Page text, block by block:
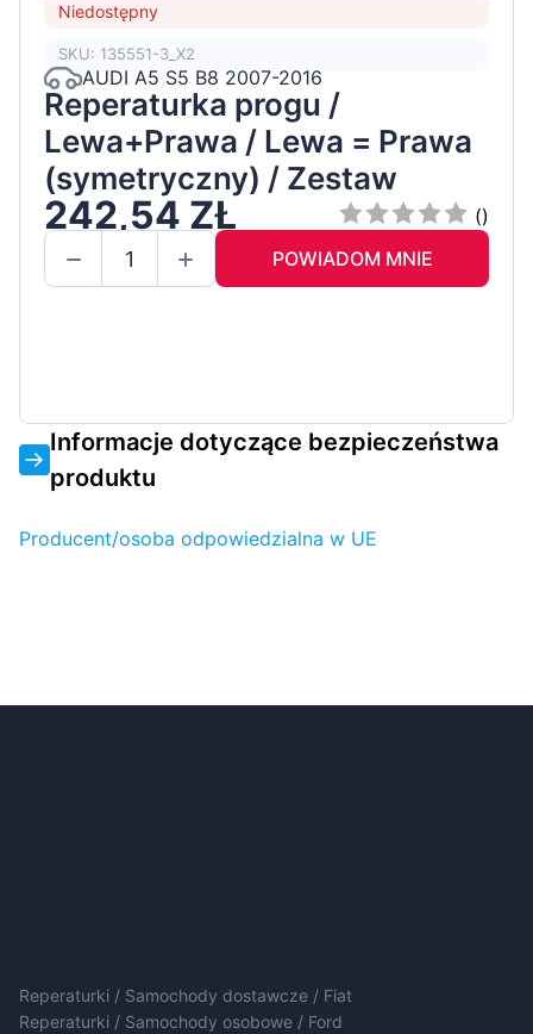
Niedostępny
SKU: 135551-3_X2
AUDI A5 S5 B8 2007-2016
Reperaturka progu /
Lewa+Prawa / Lewa = Prawa
(symetryczny) / Zestaw
242,54 ZŁ
()
POWIADOM MNIE
Informacje dotyczące bezpieczeństwa
produktu
Producent/osoba odpowiedzialna w UE
Reperaturki / Samochody dostawcze / Fiat
Reperaturki / Samochody osobowe / Ford